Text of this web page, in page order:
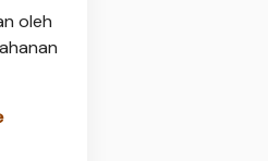
oleh